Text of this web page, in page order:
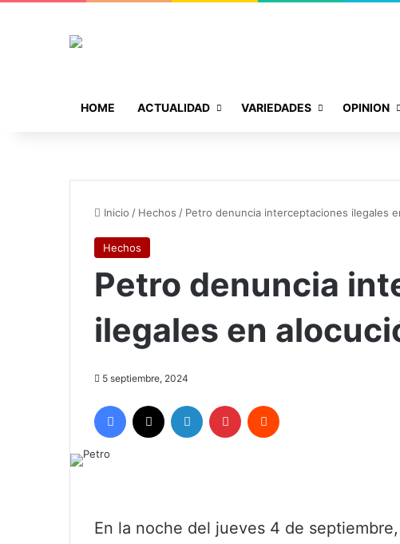
HOME ACTUALIDAD VARIEDADES OPINION
Inicio / Hechos / Petro denuncia interceptaciones ilegales
Hechos
Petro denuncia
ilegales en
5 septiembre, 2024
Facebook LinkedIn Pinterest
En la noche del jueves 4 de septiembre,